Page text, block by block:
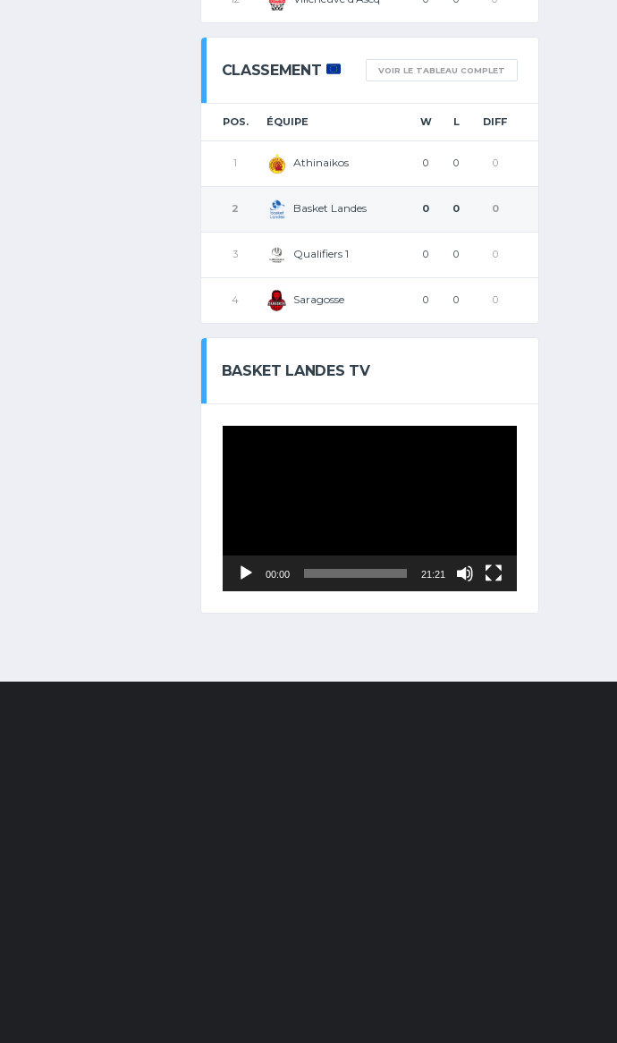
CLASSEMENT VOIR LE TABLEAU COMPLET
POS. ÉQUIPE W L DIFF
1 Athinaikos 0 0 0
2 Basket Landes 0 0 0
3 Qualifiers 1 0 0 0
4 Saragosse 0 0 0
BASKET LANDES TV
00:00 21:21